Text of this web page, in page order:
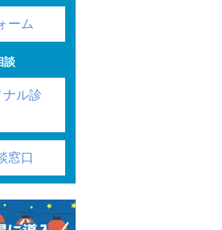
ーム
談
ル診
窓口